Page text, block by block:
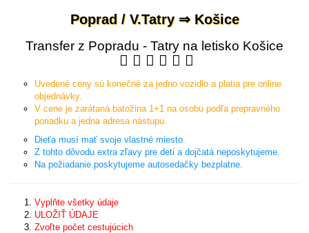
Poprad / V.Tatry ⇒ Košice
Transfer z Popradu - Tatry na letisko Košice
Uvedené ceny sú konečné za jedno vozidlo a platia pre online
objednávky.
V cene je zarátaná batožina 1+1 na osobu podľa prepravného
poriadku a jedna adresa nástupu.
Dieťa musí mať svoje vlastné miesto.
Z tohto dôvodu extra zľavy pre deti a dojčatá neposkytujeme.
Na požiadanie poskytujeme autosedačky bezplatne.
Vyplňte všetky údaje
ULOŽIŤ ÚDAJE
Zvoľte počet cestujúcich